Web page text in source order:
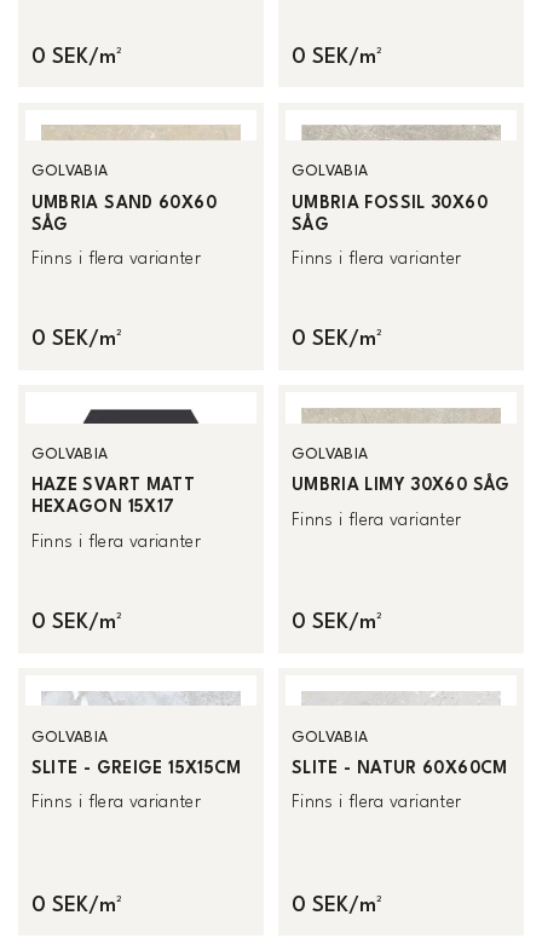
0 SEK/m² 0 SEK/m²
GOLVABIA
UMBRIA SAND 60X60
SÅG
Finns i flera varianter
0 SEK/m²
GOLVABIA
UMBRIA FOSSIL 30X60
SÅG
Finns i flera varianter
0 SEK/m²
GOLVABIA
HAZE SVART MATT
HEXAGON 15X17
Finns i flera varianter
0 SEK/m²
GOLVABIA
UMBRIA LIMY 30X60 SÅG
Finns i flera varianter
0 SEK/m²
GOLVABIA
SLITE - GREIGE 15X15CM
Finns i flera varianter
0 SEK/m²
GOLVABIA
SLITE - NATUR 60X60CM
Finns i flera varianter
0 SEK/m²